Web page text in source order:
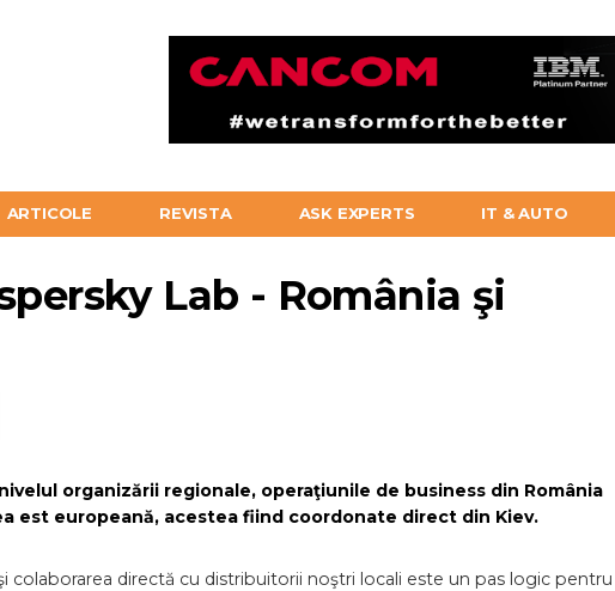
ARTICOLE REVISTA ASK EXPERTS IT & AUTO
Lab - România şi
organizării regionale, operaţiunile de business din România
est europeană, acestea fiind coordonate direct din Kiev.
colaborarea directă cu distribuitorii noştri locali este un pas logic pentru